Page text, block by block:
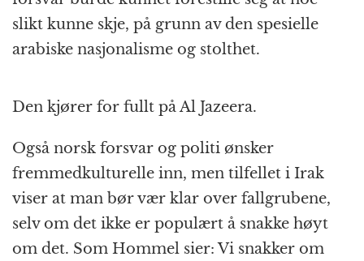
slikt kunne skje, på grunn av den spesielle
arabiske nasjonalisme og stolthet.
Den kjører for fullt på Al Jazeera.
Også norsk forsvar og politi ønsker
fremmedkulturelle inn, men tilfellet i Irak
viser at man bør vær klar over fallgrubene,
selv om det ikke er populært å snakke høyt
om det. Som Hommel sier: Vi snakker om